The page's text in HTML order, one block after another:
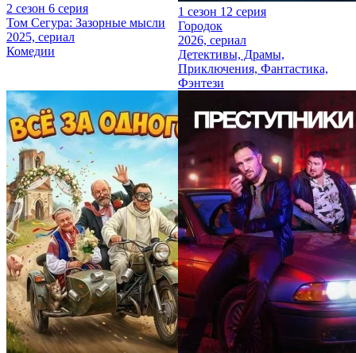
2 сезон 6 серия
Том Сегура: Зазорные мысли
2025, сериал
Комедии
1 сезон 12 серия
Городок
2026, сериал
Детективы, Драмы,
Приключения, Фантастика,
Фэнтези